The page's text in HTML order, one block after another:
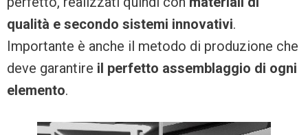
qualità e secondo sistemi innovativi.
Importante è anche il metodo di produzione che
deve garantire il perfetto assemblaggio di ogni
elemento.